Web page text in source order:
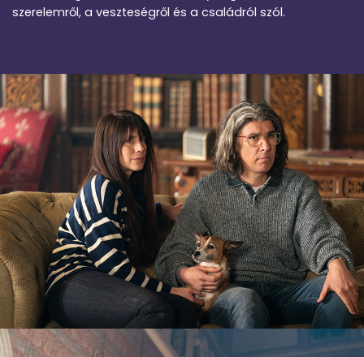
szerelemről, a veszteségről és a családról szól.